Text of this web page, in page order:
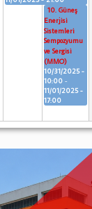
10. Güneş
Enerjisi
Sistemleri
Sempozyumu
ve Sergisi
(MMO)
10/31/2025 -
10:00 -
11/01/2025 -
17:00